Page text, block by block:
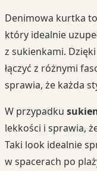
Denimowa kurtka
który idealnie
z sukienkami.
łączyć z różnymi
sprawia, że każda
W przypadku
lekkości i sprawia,
Taki look idealnie
w spacerach po